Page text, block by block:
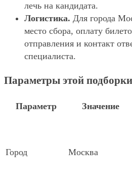
лечь на кандидата.
Логистика. Для города
место сбора, оплату
отправления и контакт
специалиста.
Параметры этой подборки
Параметр Значение
Город Москва